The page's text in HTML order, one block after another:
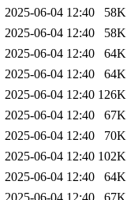
2025-06-04 12:40
58K
2025-06-04 12:40
58K
2025-06-04 12:40
64K
2025-06-04 12:40
64K
2025-06-04 12:40 126K
2025-06-04 12:40
67K
2025-06-04 12:40
70K
2025-06-04 12:40 102K
2025-06-04 12:40
64K